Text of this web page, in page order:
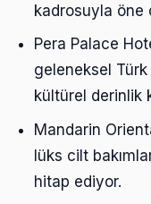
kadrosuyla öne
Pera Palace
geleneksel
kültürel derinlik
Mandarin
lüks cilt
hitap ediyor.